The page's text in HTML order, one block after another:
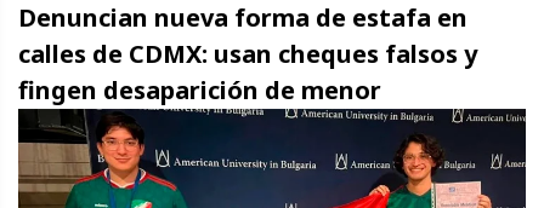
Denuncian nueva forma de estafa en
calles de CDMX: usan cheques falsos y
fingen desaparición de menor